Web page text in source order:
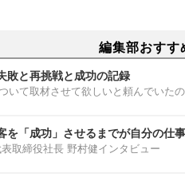
編集部おすす
敗と再挑戦と成功の記録
いて取材させて欲しいと頼んでいた
を「成功」させるまでが自分の仕事
取締役社長 野村健インタビュー